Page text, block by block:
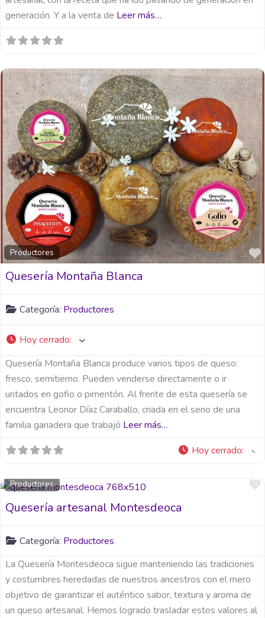
generación. Y a la venta de Leer más…
Productores
Quesería Montaña Blanca
Categoría: Productores
Hoy cerrado:
Quesería Montaña Blanca produce varios tipos de queso:
fresco, semitierno. Pueden venderse directamente o ir
untados en gofio o pimentón. Al frente de esta quesería se
encuentra Leonor Díaz Caraballo, criada en el seno de una
familia ganadera que trabajó Leer más…
Hoy cerrado:
Productores
Quesería artesanal Montesdeoca
Categoría: Productores
La Quesería Montesdeoca sigue manteniendo las tradiciones
y costumbres heredadas de nuestros ancestros con el mero
objetivo de garantizar el auténtico sabor, textura y aroma de
un queso artesanal. Hemos logrado trasladar estos valores al